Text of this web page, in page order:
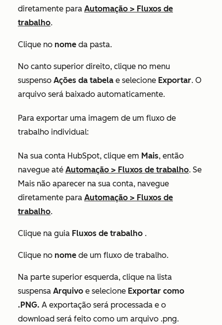
diretamente para Automação > Fluxos de
trabalho.
Clique no nome da pasta.
No canto superior direito, clique no menu
suspenso Ações da tabela e selecione Exportar. O
arquivo será baixado automaticamente.
Para exportar uma imagem de um fluxo de
trabalho individual:
Na sua conta HubSpot, clique em Mais, então
navegue até Automação > Fluxos de trabalho. Se
Mais não aparecer na sua conta, navegue
diretamente para Automação > Fluxos de
trabalho.
Clique na guia Fluxos de trabalho .
Clique no nome de um fluxo de trabalho.
Na parte superior esquerda, clique na lista
suspensa Arquivo e selecione Exportar como
.PNG. A exportação será processada e o
download será feito como um arquivo .png.